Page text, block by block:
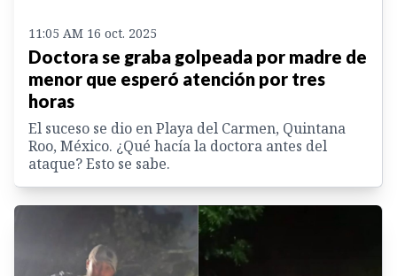
11:05 AM 16 oct. 2025
Doctora se graba golpeada por madre de
menor que esperó atención por tres
horas
El suceso se dio en Playa del Carmen, Quintana
Roo, México. ¿Qué hacía la doctora antes del
ataque? Esto se sabe.